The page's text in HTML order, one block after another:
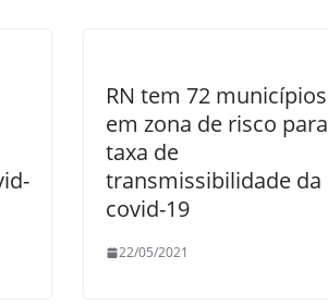
RN tem 72 municípios
em zona de risco para
taxa de
transmissibilidade da
covid-19
22/05/2021